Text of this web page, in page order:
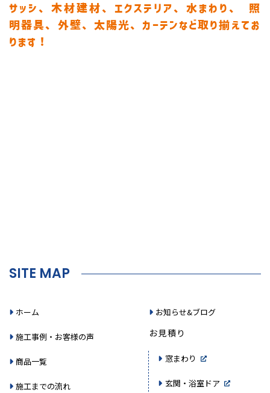
サッシ、木材建材、エクステリア、水まわり、
照
明器具、外壁、太陽光、カーテンなど取り揃えてお
ります！
SITE MAP
ホーム
施工事例・お客様の声
商品一覧
施工までの流れ
お知らせ&ブログ
お見積り
窓まわり
玄関・浴室ドア